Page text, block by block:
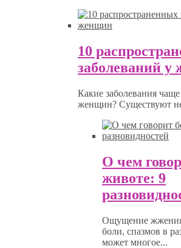
10
заболеваний
Какие заболевания
женщин? Существуют
О чем
животе: 9
Ощущение
боли, спазмов в
может многое...